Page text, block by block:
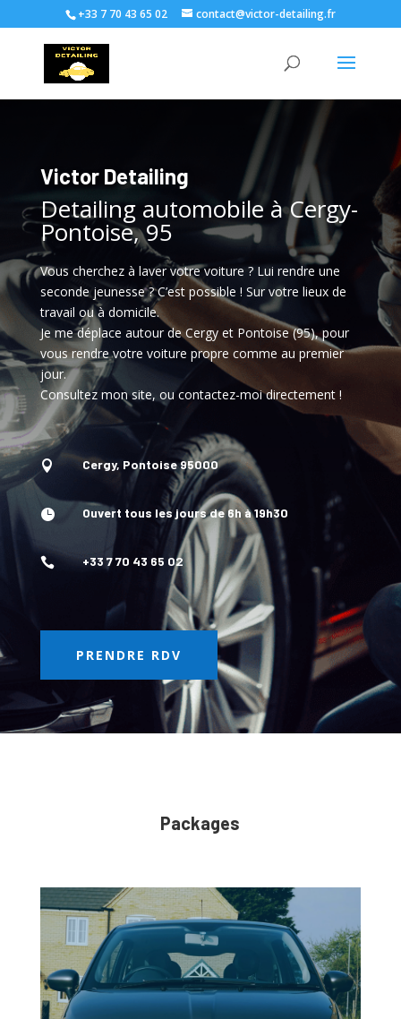
+33 7 70 43 65 02 contact@victor-detailing.fr
Victor Detailing
Detailing automobile à Cergy-
Pontoise, 95
Vous cherchez à laver votre voiture ? Lui rendre une
seconde jeunesse ? C’est possible ! Sur votre lieux de
travail ou à domicile.
Je me déplace autour de Cergy et Pontoise (95), pour
vous rendre votre voiture propre comme au premier
jour.
Consultez mon site, ou contactez-moi directement !
 Cergy, Pontoise 95000
 Ouvert tous les jours de 6h à 19h30
 +33 7 70 43 65 02
PRENDRE RDV
Packages